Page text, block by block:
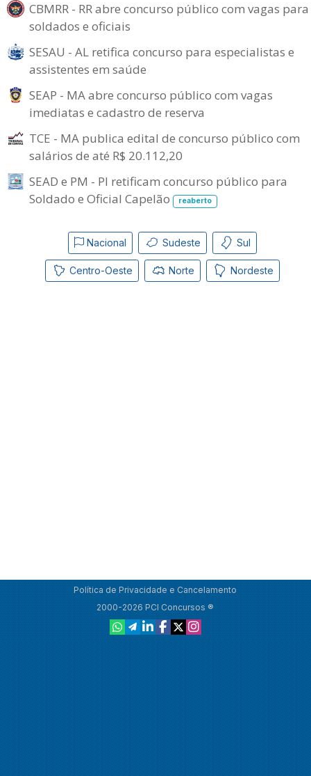
CBMRR - RR abre concurso público com vagas para
soldados e oficiais
SESAU - AL retifica concurso para especialistas e
assistentes em saúde
SEAP - MA abre concurso público com vagas
imediatas e cadastro de reserva
TCE - MA publica edital de concurso público com
salários de até R$ 20.112,20
SEAD e PM - PI retificam concurso público para
Soldado e Oficial Capelão
reaberto
Nacional Sudeste Sul
Centro-Oeste Norte Nordeste
Política de Privacidade e Cancelamento
2000-2026 PCI Concursos ®